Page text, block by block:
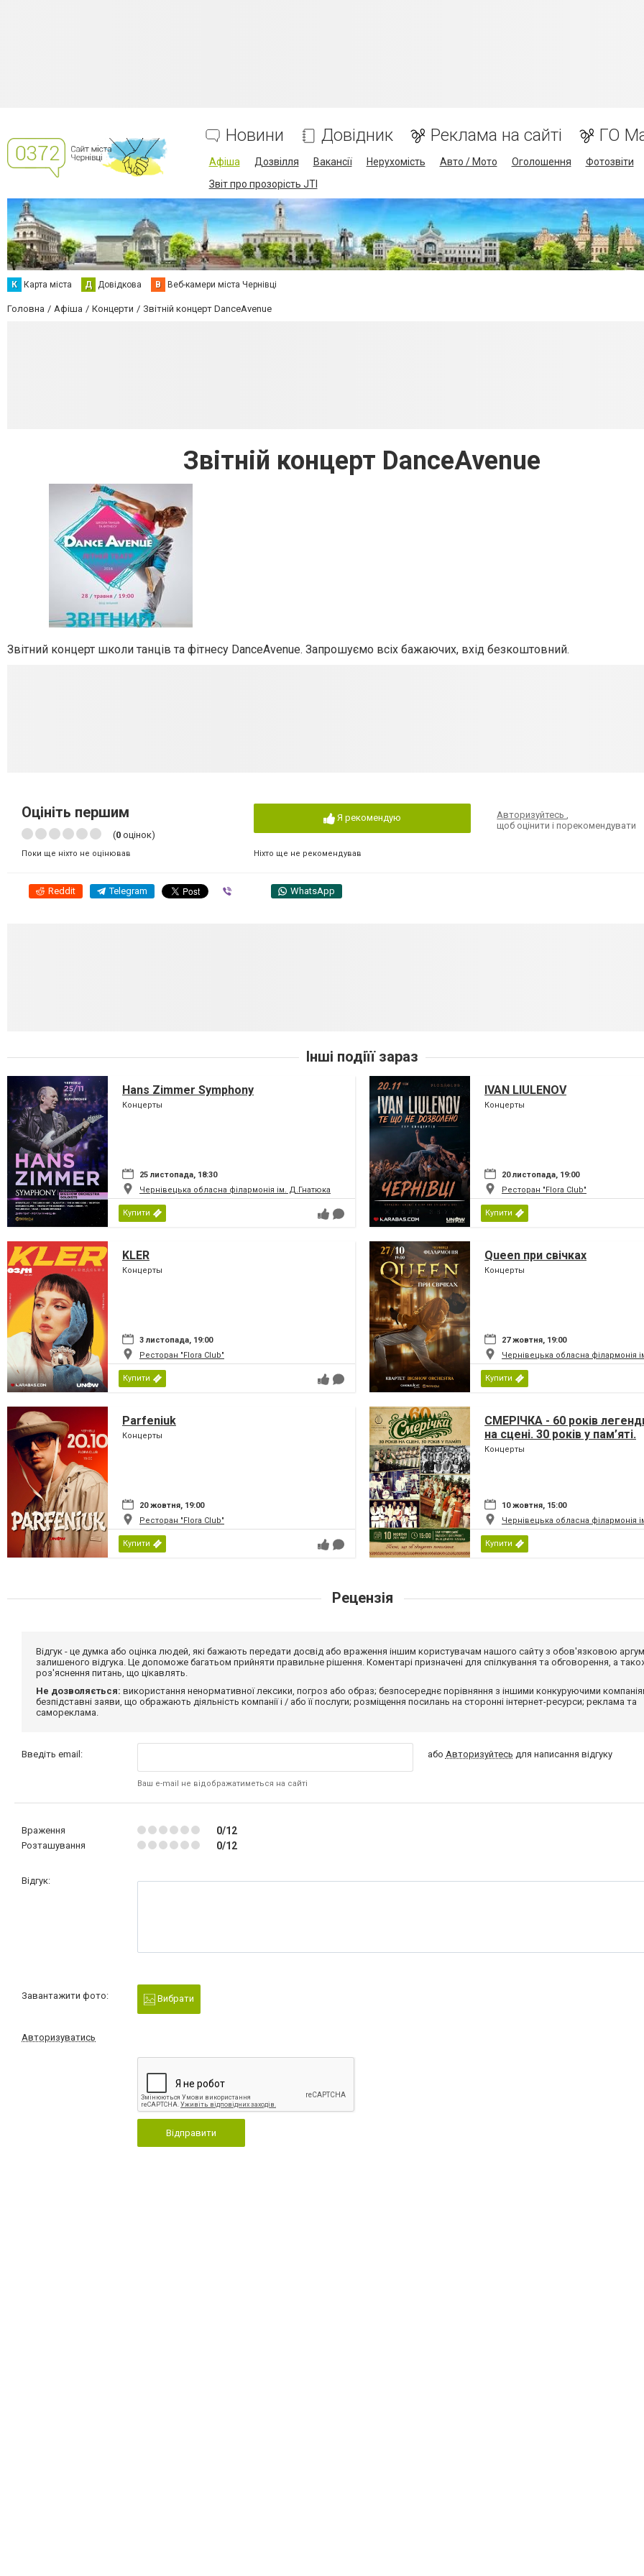
Новини Довідник Реклама на сайті ГО
Афіша Дозвілля Вакансії Нерухомість Авто / Мото Оголошення Фотозвіти
Звіт про прозорість JTI
К Карта міста Д Довідкова В Веб-камери міста Чернівці
Головна Афіша Концерти Звітній концерт DanceAvenue
Звітній концерт DanceAvenue
Звітний концерт школи танців та фітнесу DanceAvenue. Запрошуємо всіх бажаючих, вхід безкоштовний.
Оцініть першим
(0 оцінок)
Поки ще ніхто не оцінював
Я рекомендую
Ніхто ще не рекомендував
Авторизуйтесь,
щоб оцінити і порекомендувати
Reddit Telegram WhatsApp
Інші подіїї зараз
Hans Zimmer Symphony
Концерты
25 листопада, 18:30
Чернівецька обласна філармонія ім. Д.Гнатюка
Купити
IVAN LIULENOV
Концерты
20 листопада, 19:00
Ресторан "Flora Club"
Купити
KLER
Концерты
3 листопада, 19:00
Ресторан "Flora Club"
Купити
Queen при свічках
Концерты
27 жовтня, 19:00
Чернівецька обласна філармонія
Купити
Parfeniuk
Концерты
20 жовтня, 19:00
Ресторан "Flora Club"
Купити
СМЕРІЧКА - 60 років
на сцені. 30 років у пам’яті.
Концерты
10 жовтня, 15:00
Чернівецька обласна філармонія
Купити
Рецензія
Відгук - це думка або оцінка людей, які бажають передати досвід або враження іншим користувачам нашого сайту з обов'язковою
залишеного відгука. Це допоможе багатьом прийняти правильне рішення. Коментарі призначені для спілкування та обговорення, а
роз'яснення питань, що цікавлять.
Не дозволяється: використання ненормативної лексики, погроз або образ; безпосереднє порівняння з іншими конкуруючими
безпідставні заяви, що ображають діяльність компанії і / або її послуги; розміщення посилань на сторонні інтернет-ресурси; реклама та
самореклама.
Введіть email:
Ваш e-mail не відображатиметься на сайті
або Авторизуйтесь для написання відгуку
Враження 0/12
Розташування 0/12
Відгук:
Завантажити фото: Вибрати
Авторизуватись
Відправити